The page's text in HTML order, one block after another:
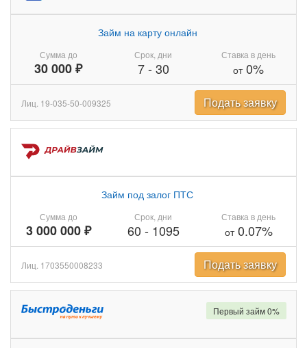
Сумма до
30 000 ₽
Займ на карту онлайн
Срок, дни
7- 30
Ставка в день
от0%
Лиц. 19-035-50-009325 Подать заявку
Сумма до
3 000 000 ₽
Займ под залог ПТС
Срок, дни
60 - 1095
Ставка в день
от0.07%
Лиц. 1703550008233 Подать заявку
Первый займ 0%